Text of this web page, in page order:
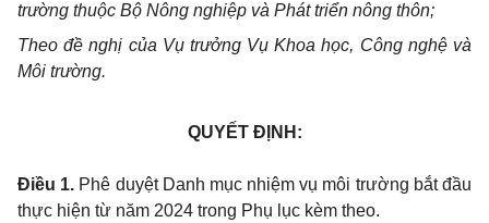
trường thuộc Bộ Nông nghiệp và Phát triển nông thôn;
Theo đề nghị của Vụ trưởng Vụ Khoa học, Công nghệ và
Môi trường.
QUYẾT ĐỊNH:
Điều 1. Phê duyệt Danh mục nhiệm vụ môi trường bắt đầu
thực hiện từ năm 2024 trong Phụ lục kèm theo.